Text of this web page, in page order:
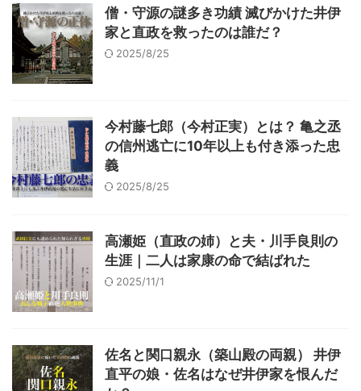
僧・守源の謎多き功績 滅びかけた井伊
家と直政を救ったのは誰だ？
2025/8/25
今村藤七郎（今村正実）とは？ 亀之丞
の信州逃亡に10年以上も付き添った忠
義
2025/8/25
高瀬姫（直政の姉）と夫・川手良則の
生涯｜二人は家康の命で結ばれた
2025/11/1
佐名と関口親永（築山殿の両親） 井伊
直平の娘・佐名はなぜ井伊家を恨んだ